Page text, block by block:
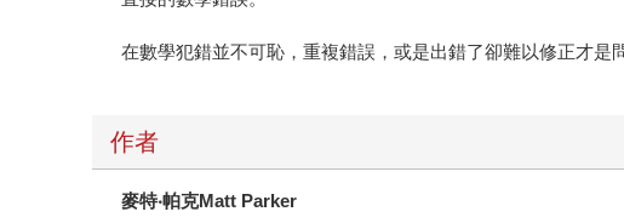
在數學犯錯並不可恥，重複錯誤，或是出錯了卻難以修正才是
作者
麥特‧帕克Matt Parker